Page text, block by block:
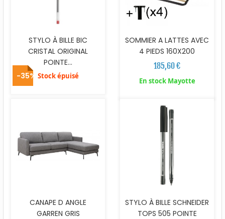
STYLO À BILLE BIC
CRISTAL ORIGINAL
POINTE...
Stock épuisé
SOMMIER A LATTES AVEC
4 PIEDS 160X200
185,60 €
En stock Mayotte
-35%
CANAPE D ANGLE
GARREN GRIS
STYLO À BILLE SCHNEIDER
TOPS 505 POINTE